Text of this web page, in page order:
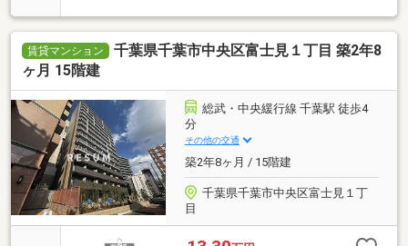
賃貸マンション
千葉県千葉市中央区富士見１丁目 築2年8
ヶ月 15階建
総武・中央緩行線 千葉駅 徒歩4
分
その他の交通
築2年8ヶ月 / 15階建
千葉県千葉市中央区富士見１丁
目